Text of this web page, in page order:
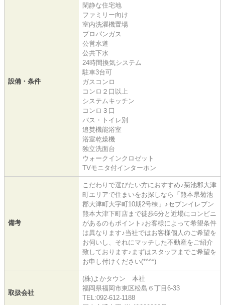
設備・条件
閑静な住宅地
ファミリー向け
室内洗濯機置場
プロパンガス
公営水道
公共下水
24時間換気システム
駐車3台可
ガスコンロ
コンロ２口以上
システムキッチン
コンロ３口
バス・トイレ別
追焚機能浴室
浴室乾燥機
独立洗面台
ウォークインクロゼット
TVモニタ付インターホン
備考
こだわりで選びたい方におすすめ♪菊池郡大津
町エリアで住まいをお探しなら「熊本県菊池
郡大津町大字町10期2号棟」♪セブンイレブン
熊本大津下町店まで徒歩6分と近場にコンビニ
があるのもポイント♪お客様によって希望条件
は異なります♪当社ではお客様個人のご希望を
お伺いし、それにマッチした不動産をご紹介
致しております♪まずはスタッフまでご希望を
お申し付けください(*^^*)
取扱会社
(株)よかタウン 本社
福岡県福岡市東区松島６丁目6-33
TEL:092-612-1188